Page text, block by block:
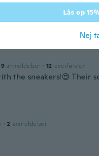
anmeldelser · 12 overførsler
the sneakers!😍 Their
· 2 anmeldelser
Lås op
Nej